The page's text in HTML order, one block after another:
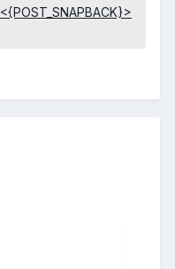
<{POST_SNAPBACK}>